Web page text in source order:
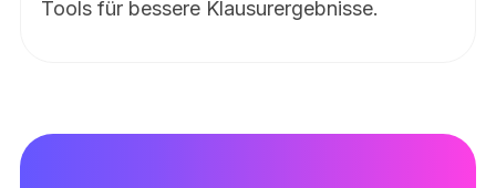
Tools für bessere Klausurergebnisse.